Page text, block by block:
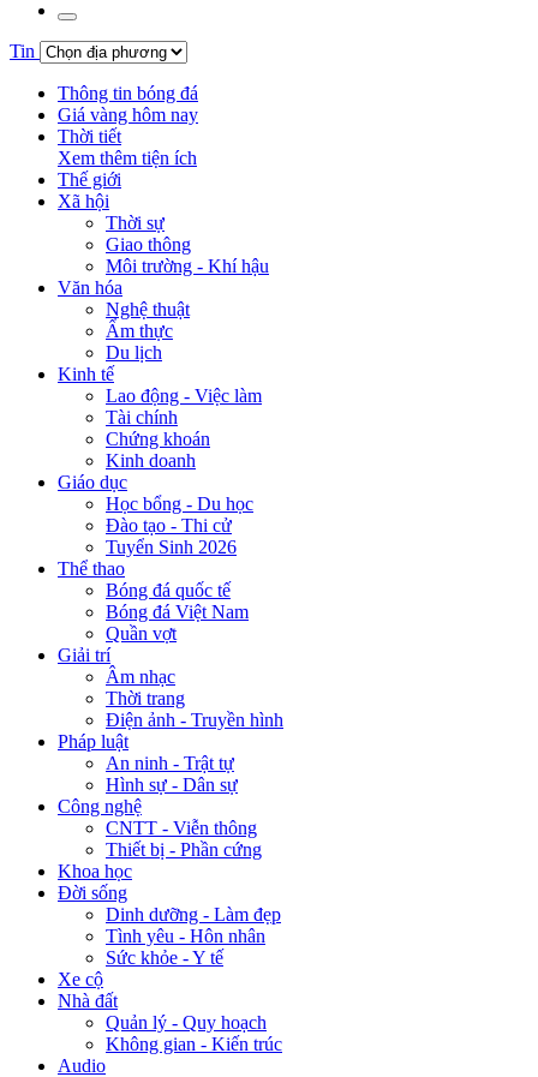
Tin
Thông tin bóng đá
Giá vàng hôm nay
Thời tiết
Xem thêm tiện ích
Thế giới
Xã hội
Thời sự
Giao thông
Môi trường - Khí hậu
Văn hóa
Nghệ thuật
Ẩm thực
Du lịch
Kinh tế
Lao động - Việc làm
Tài chính
Chứng khoán
Kinh doanh
Giáo dục
Học bổng - Du học
Đào tạo - Thi cử
Tuyển Sinh 2026
Thể thao
Bóng đá quốc tế
Bóng đá Việt Nam
Quần vợt
Giải trí
Âm nhạc
Thời trang
Điện ảnh - Truyền hình
Pháp luật
An ninh - Trật tự
Hình sự - Dân sự
Công nghệ
CNTT - Viễn thông
Thiết bị - Phần cứng
Khoa học
Đời sống
Dinh dưỡng - Làm đẹp
Tình yêu - Hôn nhân
Sức khỏe - Y tế
Xe cộ
Nhà đất
Quản lý - Quy hoạch
Không gian - Kiến trúc
Audio